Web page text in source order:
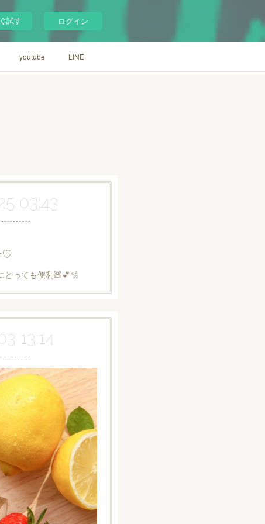
試す ログイン
youtube LINE
03:43
♡
とっても便利🧸💕🫧
13:14